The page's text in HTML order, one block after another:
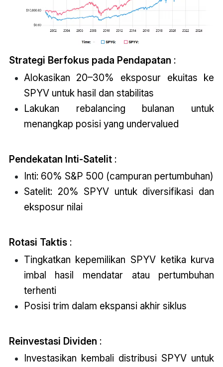
Strategi Berfokus pada Pendapatan :
Alokasikan 20–30% eksposur ekuitas ke
SPYV untuk hasil dan stabilitas
Lakukan rebalancing bulanan untuk
menangkap posisi yang undervalued
Pendekatan Inti-Satelit:
Inti: 60% S&P 500 (campuran pertumbuhan)
Satelit: 20% SPYV untuk diversifikasi dan
eksposur nilai
Rotasi Taktis:
Tingkatkan kepemilikan SPYV ketika kurva
imbal hasil mendatar atau pertumbuhan
terhenti
Posisi trim dalam ekspansi akhir siklus
Reinvestasi Dividen :
Investasikan kembali distribusi SPYV untuk